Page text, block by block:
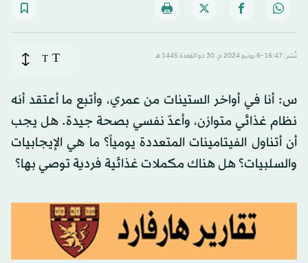
نُشر: 16:47-6 يونيو 2024 م ـ 30 ذو القِعدة 1445 هـ T
T
س: أنا في أواخر الستينات من عمري، وأتبع ما أعتقد أنه
نظام غذائي متوازن، وأعدّ نفسي بصحة جيدة. هل يجب
أن أتناول الفيتامينات المتعددة يومياً؟ ما هي الإيجابيات
والسلبيات؟ هل هناك مكملات غذائية فردية توصي بها؟